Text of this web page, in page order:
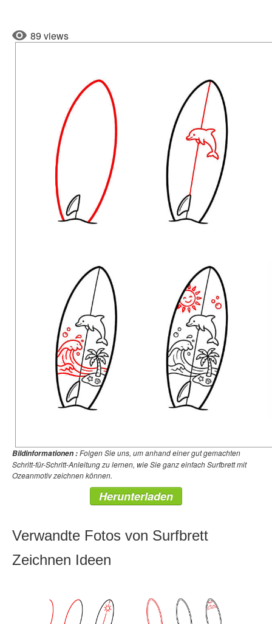
89 views
Bildinformationen :Folgen Sie uns, um anhand einer gut gemachten
Schritt-für-Schritt-Anleitung zu lernen, wie Sie ganz einfach Surfbrett mit
Ozeanmotiv zeichnen können.
Herunterladen
Verwandte Fotos von Surfbrett
Zeichnen Ideen